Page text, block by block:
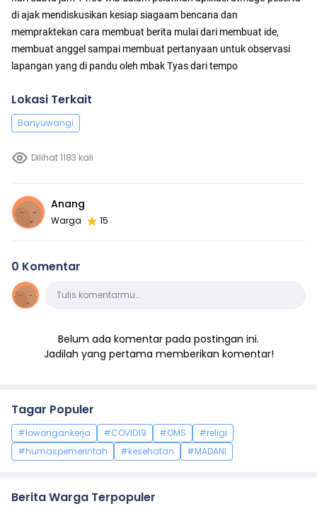
di ajak mendiskusikan kesiap siagaam bencana dan
mempraktekan cara membuat berita mulai dari membuat ide,
membuat anggel sampai membuat pertanyaan untuk observasi
lapangan yang di pandu oleh mbak Tyas dari tempo
Lokasi Terkait
Banyuwangi
Dilihat 1183 kali
Anang
Warga 15
0 Komentar
KomentarTulis komentarmu…
Belum ada komentar pada postingan ini.
Jadilah yang pertama memberikan komentar!
Tagar Populer
#lowongankerja #COVID19 #OMS
#religi
#humaspemerintah
#kesehatan #MADANI
Berita Warga Terpopuler